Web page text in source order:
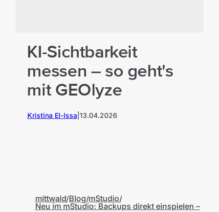
KI-Sichtbarkeit
messen – so geht's
mit GEOlyze
Kristina El-Issa 13.04.2026
mittwald Blog mStudio
Neu im mStudio: Backups direkt einspielen –